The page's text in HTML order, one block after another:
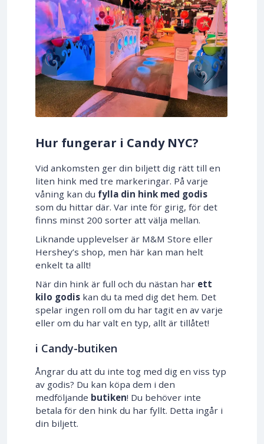
Hur fungerar i Candy NYC?
Vid ankomsten ger din biljett dig rätt till en
liten hink med tre markeringar. På varje
våning kan du fylla din hink med godis
som du hittar där. Var inte för girig, för det
finns minst 200 sorter att välja mellan.
Liknande upplevelser är M&M Store eller
Hershey’s shop, men här kan man helt
enkelt ta allt!
När din hink är full och du nästan har ett
kilo godis kan du ta med dig det hem. Det
spelar ingen roll om du har tagit en av varje
eller om du har valt en typ, allt är tillåtet!
i Candy-butiken
Ångrar du att du inte tog med dig en viss typ
av godis? Du kan köpa dem i den
medföljande butiken! Du behöver inte
betala för den hink du har fyllt. Detta ingår i
din biljett.